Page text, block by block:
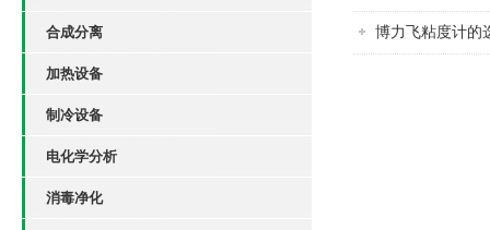
合成分离
加热设备
制冷设备
电化学分析
消毒净化
博力飞粘度计的